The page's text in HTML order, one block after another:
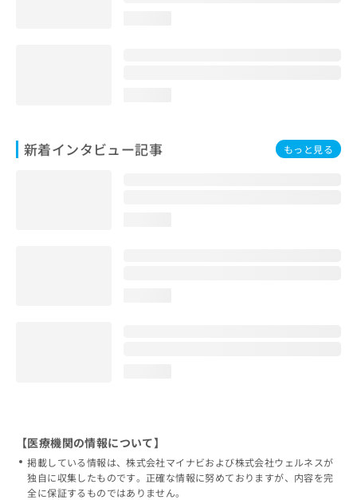
新着インタビュー記事 もっと見る
【医療機関の情報について】
掲載している情報は、株式会社マイナビおよび株式会社ウェルネスが
独自に収集したものです。正確な情報に努めておりますが、内容を完
全に保証するものではありません。